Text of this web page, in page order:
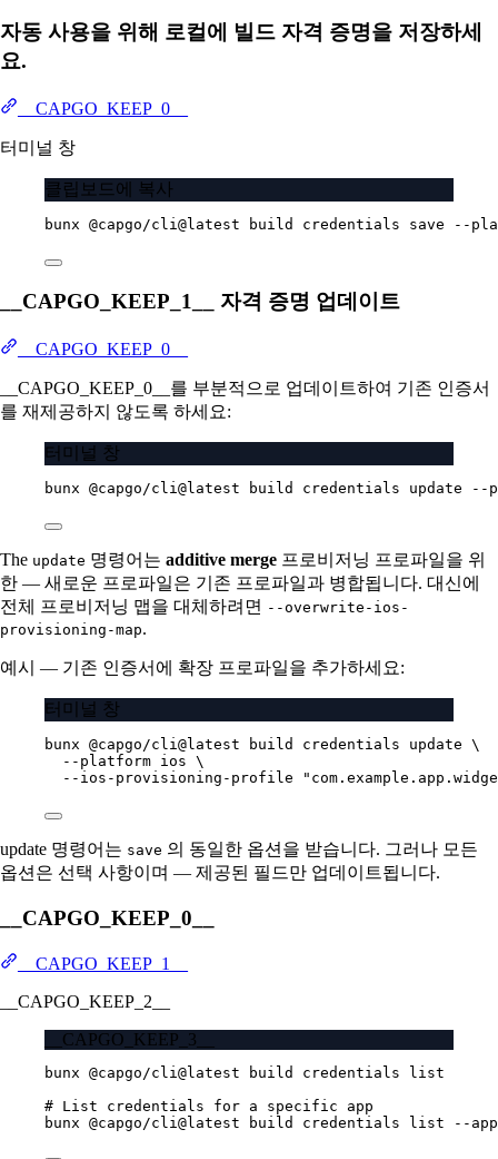
자동 사용을 위해 로컬에 빌드 자격 증명을 저장하세
요.
__CAPGO_KEEP_0__
터미널 창
클립보드에 복사
bunx @capgo/cli@latest build credentials save --
__CAPGO_KEEP_1__ 자격 증명 업데이트
__CAPGO_KEEP_0__
__CAPGO_KEEP_0__를 부분적으로 업데이트하여 기존 인증서
를 재제공하지 않도록 하세요:
터미널 창
bunx @capgo/cli@latest build credentials update --
The update 명령어는 additive merge 프로비저닝 프로파일을 위
한 — 새로운 프로파일은 기존 프로파일과 병합됩니다. 대신에
전체 프로비저닝 맵을 대체하려면 --overwrite-ios-
provisioning-map.
예시 — 기존 인증서에 확장 프로파일을 추가하세요:
터미널 창
bunx @capgo/cli@latest build credentials update \
--platform ios \
--ios-provisioning-profile
update 명령어는 save 의 동일한 옵션을 받습니다. 그러나 모든
옵션은 선택 사항이며 — 제공된 필드만 업데이트됩니다.
__CAPGO_KEEP_0__
__CAPGO_KEEP_1__
__CAPGO_KEEP_2__
__CAPGO_KEEP_3__
bunx @capgo/cli@latest build credentials
list
# List credentials for a specific app
bunx @capgo/cli@latest build credentials list --